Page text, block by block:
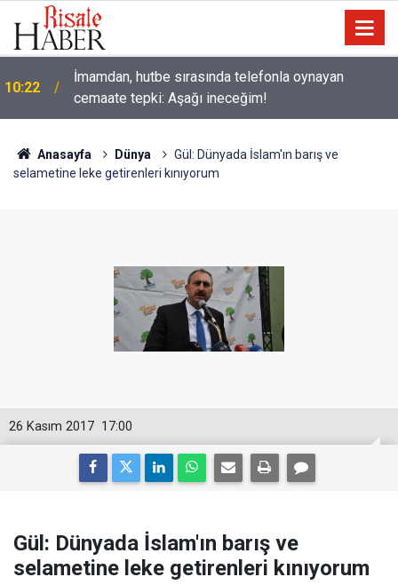
10:22
İmamdan, hutbe sırasında telefonla oynayan
cemaate tepki: Aşağı ineceğim!
Anasayfa Dünya
Gül: Dünyada İslam'ın barış ve
selametine leke getirenleri kınıyorum
17:00
26 Kasım 2017
Gül: Dünyada İslam'ın barış ve
selametine leke getirenleri kınıyorum